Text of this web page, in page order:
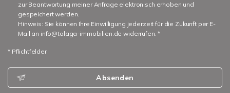
zur Beantwortung meiner Anfrage elektronisch erhoben und
gespeichert werden.
Hinweis: Sie können Ihre Einwilligung jederzeit für die Zukunft per E-
Mail an info@talaga-immobilien.de widerrufen. *
* Pflichtfelder
Absenden